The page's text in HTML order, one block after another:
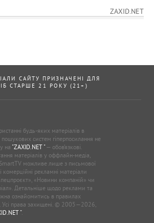
ZAXID.NET
САЙТУ ПРИЗНАЧЕНІ ДЛЯ
СТАРШЕ 21 РОКУ (21+)
будь-яких матеріалів в
пошукових систем гіперпосилання не
на "ZAXID.NET "— обов’язкові.
матеріалів у оффлайн-медіа,
можливе лише з письмової
комерційні рекламні матеріали
«Новини компаній» чи
Детальніше щодо реклами та
ознайомитись в правилах
Усі права захищені. © 2005—2026,
".